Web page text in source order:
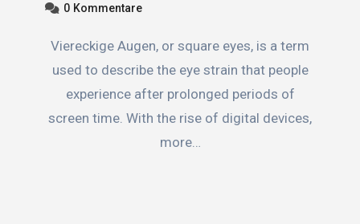
0 Kommentare
Viereckige Augen, or square eyes, is a term
used to describe the eye strain that people
experience after prolonged periods of
screen time. With the rise of digital devices,
more…